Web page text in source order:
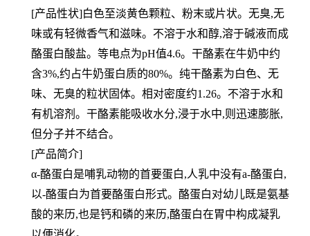
[产品性状]白色至淡黄色颗粒、粉末或片状。无臭,无
味或有轻微香气和滋味。不溶于水和醇,溶于碱液而成
酪蛋白酸盐。等电点为pH值4.6。干酪素在牛奶中约
含3%,约占牛奶蛋白质的80%。纯干酪素为白色、无
味、无臭的粒状固体。相对密度约1.26。不溶于水和
有机溶剂。干酪素能吸收水分,浸于水中,则迅速膨胀,
但分子并不结合。
[产品简介]
α-酪蛋白是哺乳动物的首要蛋白,人乳中没有a-酪蛋白,
以-酪蛋白为首要酪蛋白形式。酪蛋白对幼儿既是氨基
酸的来历,也是钙和磷的来历,酪蛋白在胃中构成凝乳